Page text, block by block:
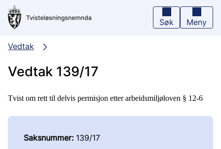
Hopp
hovedinnhold
Søk Meny
Vedtak
Vedtak 139/17
Tvist om rett til delvis permisjon etter arbeidsmiljøloven § 12-6
Saksnummer: 139/17